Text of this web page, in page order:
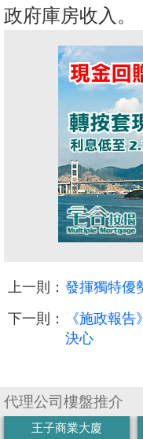
政府庫房收入。
上一則： 發揮獨特優
下一則：
《施政報
決心
代理公司樓盤推介
王子商業大廈